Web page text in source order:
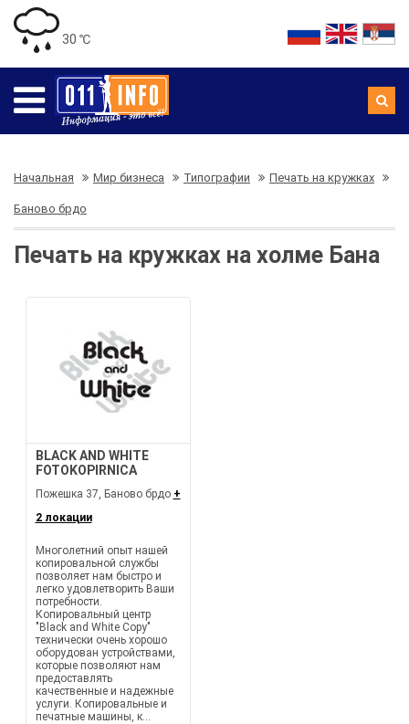
30 ℃
Начальная Мир бизнеса Типографии Печать на кружках
Баново брдо
Печать на кружках на холме Бана
BLACK AND WHITE
FOTOKOPIRNICA
Пожешка 37, Баново брдо +
2 локации
Многолетний опыт нашей
копировальной службы
позволяет нам быстро и
легко удовлетворить Ваши
потребности.
Копировальный центр
"Black and White Copy"
технически очень хорошо
оборудован устройствами,
которые позволяют нам
предоставлять
качественные и надежные
услуги. Копировальные и
печатные машины, к...